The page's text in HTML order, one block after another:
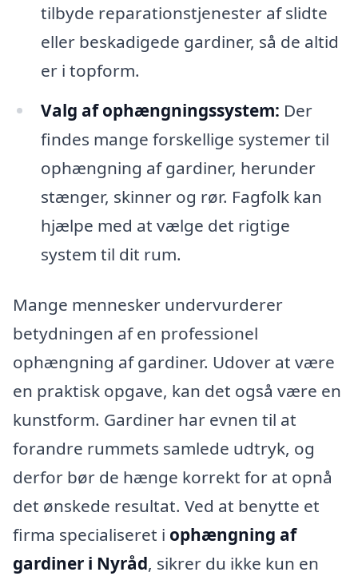
tilbyde reparationstjenester af slidte
eller beskadigede gardiner, så de altid
er i topform.
Valg af ophængningssystem: Der
findes mange forskellige systemer til
ophængning af gardiner, herunder
stænger, skinner og rør. Fagfolk kan
hjælpe med at vælge det rigtige
system til dit rum.
Mange mennesker undervurderer
betydningen af en professionel
ophængning af gardiner. Udover at være
en praktisk opgave, kan det også være en
kunstform. Gardiner har evnen til at
forandre rummets samlede udtryk, og
derfor bør de hænge korrekt for at opnå
det ønskede resultat. Ved at benytte et
firma specialiseret i ophængning af
gardiner i Nyråd, sikrer du ikke kun en